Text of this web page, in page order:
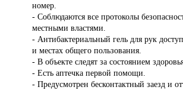
номер.
- Соблюдаются все протоколы
местными властями.
- Антибактериальный гель для рук
и местах общего пользования.
- В объекте следят за состоянием
- Есть аптечка первой помощи.
- Предусмотрен бесконтактный заезд и